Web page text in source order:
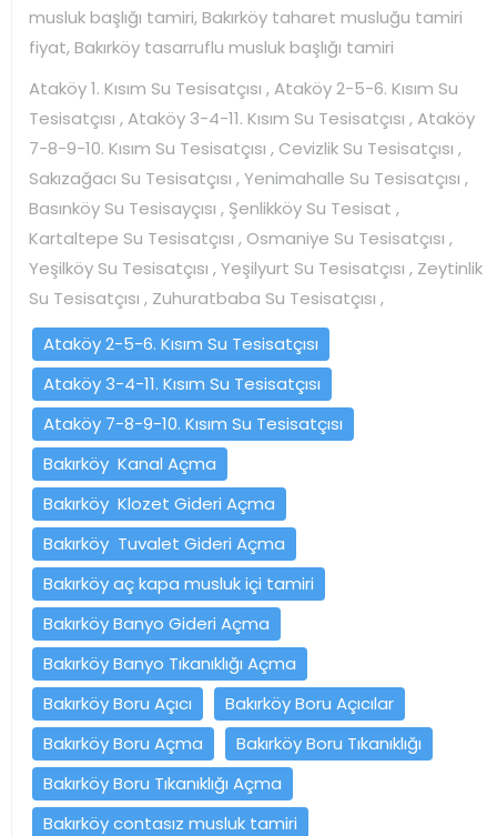
musluk başlığı tamiri, Bakırköy taharet musluğu tamiri
fiyat, Bakırköy tasarruflu musluk başlığı tamiri
Ataköy 1. Kısım Su Tesisatçısı , Ataköy 2-5-6. Kısım Su
Tesisatçısı , Ataköy 3-4-11. Kısım Su Tesisatçısı , Ataköy
7-8-9-10. Kısım Su Tesisatçısı , Cevizlik Su Tesisatçısı ,
Sakızağacı Su Tesisatçısı , Yenimahalle Su Tesisatçısı ,
Basınköy Su Tesisayçısı , Şenlikköy Su Tesisat ,
Kartaltepe Su Tesisatçısı , Osmaniye Su Tesisatçısı ,
Yeşilköy Su Tesisatçısı , Yeşilyurt Su Tesisatçısı , Zeytinlik
Su Tesisatçısı , Zuhuratbaba Su Tesisatçısı ,
Ataköy 2-5-6. Kısım Su Tesisatçısı
Ataköy 3-4-11. Kısım Su Tesisatçısı
Ataköy 7-8-9-10. Kısım Su Tesisatçısı
Bakırköy Kanal Açma
Bakırköy Klozet Gideri Açma
Bakırköy Tuvalet Gideri Açma
Bakırköy aç kapa musluk içi tamiri
Bakırköy Banyo Gideri Açma
Bakırköy Banyo Tıkanıklığı Açma
Bakırköy Boru Açıcı
Bakırköy Boru Açıcılar
Bakırköy Boru Açma
Bakırköy Boru Tıkanıklığı
Bakırköy Boru Tıkanıklığı Açma
Bakırköy contasız musluk tamiri